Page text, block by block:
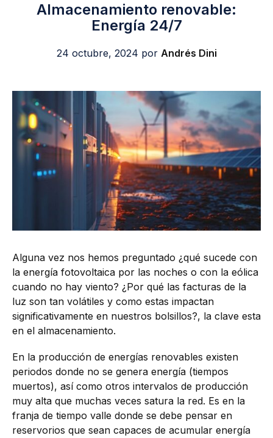
Almacenamiento renovable:
Energía 24/7
24 octubre, 2024 por Andrés Dini
Alguna vez nos hemos preguntado ¿qué sucede con
la energía fotovoltaica por las noches o con la eólica
cuando no hay viento? ¿Por qué las facturas de la
luz son tan volátiles y como estas impactan
significativamente en nuestros bolsillos?, la clave esta
en el almacenamiento.
En la producción de energías renovables existen
periodos donde no se genera energía (tiempos
muertos), así como otros intervalos de producción
muy alta que muchas veces satura la red. Es en la
franja de tiempo valle donde se debe pensar en
reservorios que sean capaces de acumular energía